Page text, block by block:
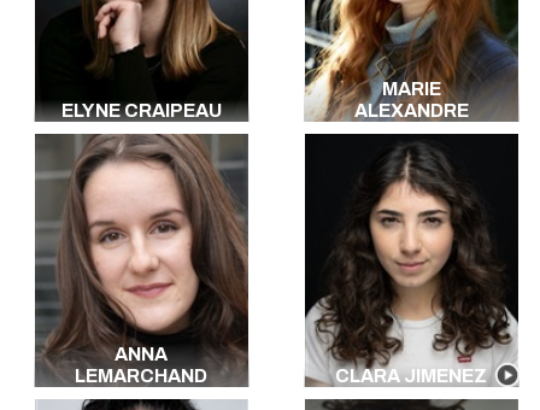
ELYNE CRAIPEAU
MARIE
ALEXANDRE
ANNA
LEMARCHAND
CLARA JIMENEZ